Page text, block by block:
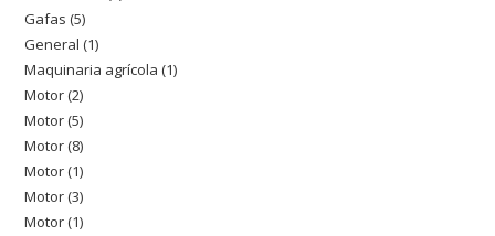
Gafas 55
productos
General 11
producto
Maquinaria agrícola 11
Motor 22
productos
Motor 55
productos
Motor 88
productos
Motor 11
producto
Motor 33
productos
Motor 11